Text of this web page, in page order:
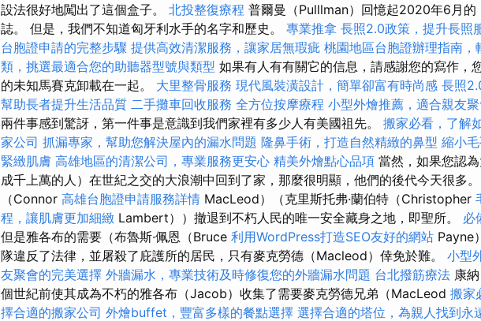
設法很好地闖出了這個盒子。 北投整復療程 普爾曼（Pulllman）回憶起2020年6月的
誌。 但是，我們不知道匈牙利水手的名字和歷史。 專業推拿 長照2.0政策，提升長照
台胞證申請的完整步驟 提供高效清潔服務，讓家居無瑕疵 桃園地區台胞證辦理指南，
類，挑選最適合您的助聽器型號與類型 如果有人有有關它的信息，請感謝您的寫作，
的未知馬賽克卸載在一起。 大里整骨服務 現代風裝潢設計，簡單卻富有時尚感 長照
幫助長者提升生活品質 二手攤車回收服務 全方位按摩療程 小型外燴推薦，適合親友
兩件事感到驚訝，第一件事是意識到我們家裡有多少人有美國祖先。 搬家必看，了解
家公司 抓漏專家，幫助您解決屋內的漏水問題 隆鼻手術，打造自然精緻的鼻型 縮小
緊緻肌膚 高雄地區的清潔公司，專業服務更安心 精美外燴點心品項 當然，如果您認
成千上萬的人）在世紀之交的大浪潮中回到了家，那麼很明顯，他們的後代今天很多
（Connor 高雄台胞證申請服務詳情 MacLeod）（克里斯托弗·蘭伯特（Christopher
程，讓肌膚更加細緻 Lambert））撤退到不朽人民的唯一安全藏身之地，即聖所。 必
但是雅各布的需要（布魯斯·佩恩（Bruce 利用WordPress打造SEO友好的網站 Payne
隊違反了法律，並屠殺了庇護所的居民，只有麥克勞德（Macleod）倖免於難。 小型
友聚會的完美選擇 外牆漏水，專業技術及時修復您的外牆漏水問題 台北撥筋療法 康
個世紀前使其成為不朽的雅各布（Jacob）收集了需要麥克勞德兄弟（MacLeod 搬家
擇合適的搬家公司 外燴buffet，豐富多樣的餐點選擇 選擇合適的塔位，為親人找到永